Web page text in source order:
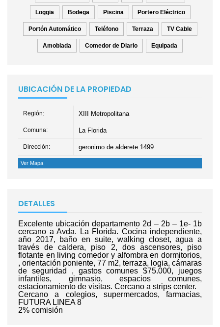
Loggia Bodega Piscina Portero Eléctrico
Portón Automático Teléfono Terraza TV Cable
Amoblada Comedor de Diario Equipada
UBICACIÓN DE LA PROPIEDAD
Región: XIII Metropolitana
Comuna: La Florida
Dirección: geronimo de alderete 1499
Ver Mapa
DETALLES
Excelente ubicación departamento 2d – 2b – 1e- 1b
cercano a Avda. La Florida. Cocina independiente,
año 2017, baño en suite, walking closet, agua a
través de caldera, piso 2, dos ascensores, piso
flotante en living comedor y alfombra en dormitorios,
, orientación poniente, 77 m2, terraza, logia, cámaras
de seguridad , gastos comunes $75.000, juegos
infantiles, gimnasio, espacios comunes,
estacionamiento de visitas. Cercano a strips center.
Cercano a colegios, supermercados, farmacias,
FUTURA LINEA 8
2% comisión